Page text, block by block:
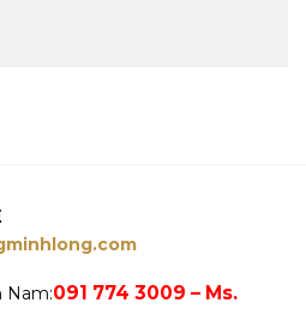
Nam:091 774 3009 – Ms.